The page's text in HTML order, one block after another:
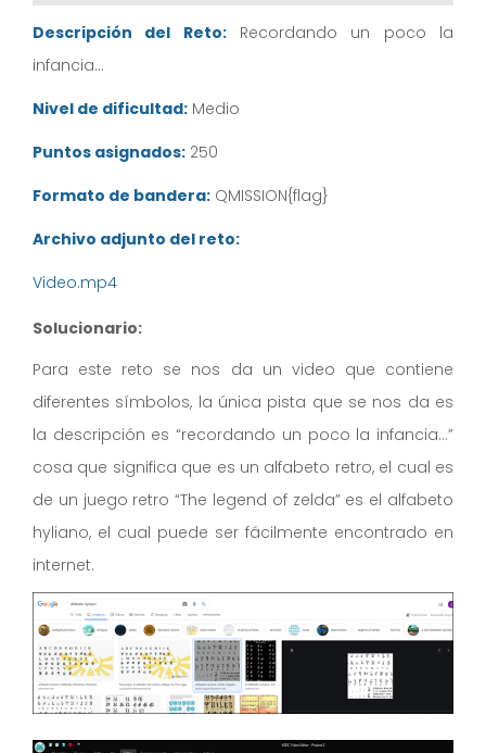
Descripción del Reto:Recordando un poco la
infancia…
Nivel de dificultad: Medio
Puntos asignados: 250
Formato de bandera: QMISSION{flag}
Archivo adjunto del reto:
Video.mp4
Solucionario:
Para este reto se nos da un video que contiene
diferentes símbolos, la única pista que se nos da es
la descripción es “recordando un poco la infancia…”
cosa que significa que es un alfabeto retro, el cual es
de un juego retro “The legend of zelda” es el alfabeto
hyliano, el cual puede ser fácilmente encontrado en
internet.